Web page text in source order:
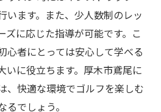
います。また、少人数制のレッ
ズに応じた指導が可能です。こ
心者にとっては安心して学べる
いに役立ちます。厚木市鳶尾に
、快適な環境でゴルフを楽しむ
でしょう。